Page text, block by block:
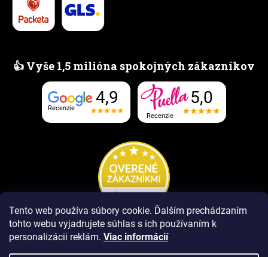
Tento web používa súbory cookie. Ďalším prechádzaním
tohto webu vyjadrujete súhlas s ich používaním k
personalizácii reklám. Viac informácií
👍 Vyše 1,5 milióna spokojných zákazníkov
Recenzie
4,9
Recenzie
5,0